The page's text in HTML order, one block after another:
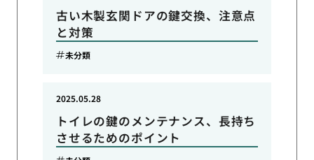
古い木製玄関ドアの鍵交換、注意点
と対策
未分類
トイレの鍵のメンテナンス、長持ち
させるためのポイント
2025.05.28